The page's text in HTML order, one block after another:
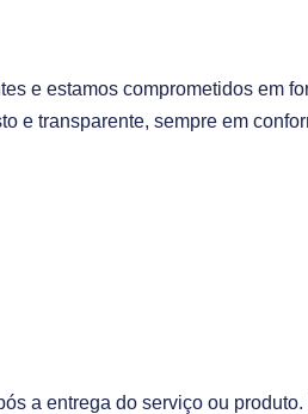
e estamos comprometidos em
e transparente, sempre em
a entrega do serviço ou